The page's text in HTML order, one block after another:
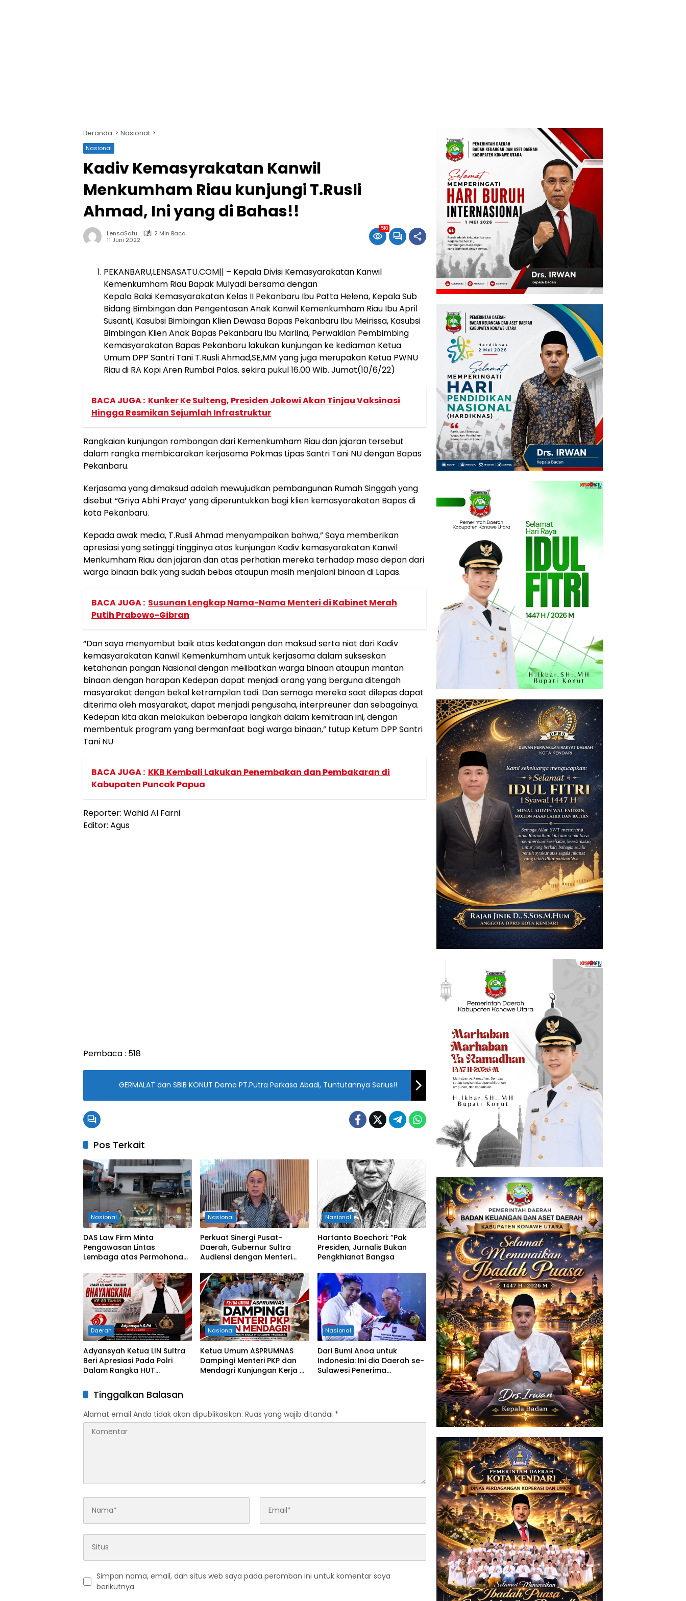
Beranda Nasional
Nasional
Kadiv Kemasyrakatan Kanwil
Menkumham Riau kunjungi T.Rusli
Ahmad, Ini yang di Bahas!!
LensaSatu
2 Min Baca
11 Juni 2022
518
PEKANBARU,LENSASATU.COM|| – Kepala Divisi Kemasyarakatan Kanwil
Kemenkumham Riau Bapak Mulyadi bersama dengan
Kepala Balai Kemasyarakatan Kelas II Pekanbaru Ibu Patta Helena, Kepala Sub
Bidang Bimbingan dan Pengentasan Anak Kanwil Kemenkumham Riau Ibu April
Susanti, Kasubsi Bimbingan Klien Dewasa Bapas Pekanbaru Ibu Meirissa, Kasubsi
Bimbingan Klien Anak Bapas Pekanbaru Ibu Marlina, Perwakilan Pembimbing
Kemasyarakatan Bapas Pekanbaru lakukan kunjungan ke kediaman Ketua
Umum DPP Santri Tani T.Rusli Ahmad,SE,MM yang juga merupakan Ketua PWNU
Riau di RA Kopi Aren Rumbai Palas. sekira pukul 16.00 Wib. Jumat(10/6/22)
BACA JUGA : Kunker Ke Sulteng, Presiden Jokowi Akan Tinjau Vaksinasi
Hingga Resmikan Sejumlah Infrastruktur
Rangkaian kunjungan rombongan dari Kemenkumham Riau dan jajaran tersebut
dalam rangka membicarakan kerjasama Pokmas Lipas Santri Tani NU dengan Bapas
Pekanbaru.
Kerjasama yang dimaksud adalah mewujudkan pembangunan Rumah Singgah yang
disebut “Griya Abhi Praya’ yang diperuntukkan bagi klien kemasyarakatan Bapas di
kota Pekanbaru.
Kepada awak media, T.Rusli Ahmad menyampaikan bahwa,” Saya memberikan
apresiasi yang setinggi tingginya atas kunjungan Kadiv kemasyarakatan Kanwil
Menkumham Riau dan jajaran dan atas perhatian mereka terhadap masa depan dari
warga binaan baik yang sudah bebas ataupun masih menjalani binaan di Lapas.
BACA JUGA : Susunan Lengkap Nama-Nama Menteri di Kabinet Merah
Putih Prabowo-Gibran
“Dan saya menyambut baik atas kedatangan dan maksud serta niat dari Kadiv
kemasyarakatan Kanwil Kemenkumham untuk kerjasama dalam sukseskan
ketahanan pangan Nasional dengan melibatkan warga binaan ataupun mantan
binaan dengan harapan Kedepan dapat menjadi orang yang berguna ditengah
masyarakat dengan bekal ketrampilan tadi. Dan semoga mereka saat dilepas dapat
diterima oleh masyarakat, dapat menjadi pengusaha, interpreuner dan sebagainya.
Kedepan kita akan melakukan beberapa langkah dalam kemitraan ini, dengan
membentuk program yang bermanfaat bagi warga binaan,” tutup Ketum DPP Santri
Tani NU
BACA JUGA : KKB Kembali Lakukan Penembakan dan Pembakaran di
Kabupaten Puncak Papua
Reporter: Wahid Al Farni
Editor: Agus
Pembaca : 518
GERMALAT dan SBIB KONUT Demo PT.Putra Perkasa Abadi, Tuntutannya Serius!!
Pos Terkait
Nasional
DAS Law Firm Minta
Pengawasan Lintas
Lembaga atas Permohonan
Pengadilan Negeri Jakarta
Selatan
Nasional
Perkuat Sinergi Pusat-
Daerah, Gubernur Sultra
Audiensi dengan Menteri
Nasional
Hartanto Boechori: “Pak
Presiden, Jurnalis Bukan
Pengkhianat Bangsa
Daerah
Adyansyah Ketua LIN Sultra
Beri Apresiasi Pada Polri
Dalam Rangka HUT
Nasional
Ketua Umum ASPRUMNAS
Dampingi Menteri PKP dan
Mendagri Kunjungan Kerja di
Nasional
Dari Bumi Anoa untuk
Indonesia: Ini dia Daerah se-
Sulawesi Penerima
Tinggalkan Balasan
Alamat email Anda tidak akan dipublikasikan. Ruas yang wajib ditandai *
Simpan nama, email, dan situs web saya pada peramban ini untuk komentar saya
berikutnya.